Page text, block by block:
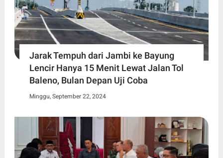
Jarak Tempuh dari Jambi ke Bayung
Lencir Hanya 15 Menit Lewat Jalan Tol
Baleno, Bulan Depan Uji Coba
Minggu, September 22, 2024